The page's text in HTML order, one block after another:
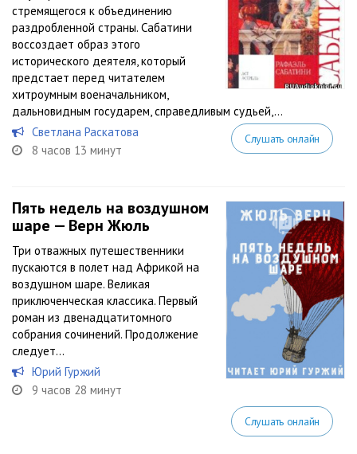
стремящегося к объединению
раздробленной страны. Сабатини
воссоздает образ этого
исторического деятеля, который
предстает перед читателем
хитроумным военачальником,
дальновидным государем, справедливым судьей,...
Светлана Раскатова
8 часов 13 минут
Слушать онлайн
Пять недель на воздушном
шаре — Верн Жюль
Три отважных путешественники
пускаются в полет над Африкой на
воздушном шаре. Великая
приключенческая классика. Первый
роман из двенадцатитомного
собрания сочинений. Продолжение
следует...
Юрий Гуржий
9 часов 28 минут
Слушать онлайн